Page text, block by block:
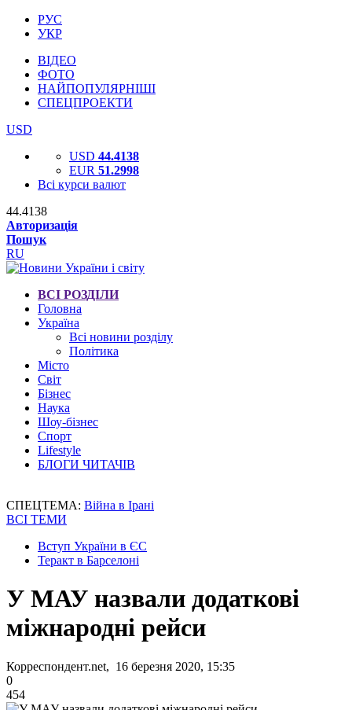
РУС
УКР
ВІДЕО
ФОТО
НАЙПОПУЛЯРНІШІ
СПЕЦПРОЕКТИ
USD
USD 44.4138
EUR 51.2998
Всі курси валют
44.4138
Авторизація
Пошук
RU
ВСІ РОЗДІЛИ
Головна
Україна
Всі новини розділу
Політика
Місто
Світ
Бізнес
Наука
Шоу-бізнес
Спорт
Lifestyle
БЛОГИ ЧИТАЧІВ
СПЕЦТЕМА: Війна в Ірані
ВСІ ТЕМИ
Вступ України в ЄС
Теракт в Барселоні
У МАУ назвали додаткові
міжнародні рейси
Корреспондент.net, 16 березня 2020, 15:35
0
454